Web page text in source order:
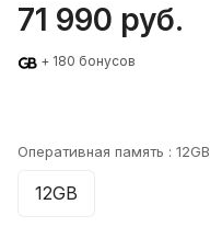
71 990 руб.
+ 180 бонусов
Оперативная память : 12GB
12GB